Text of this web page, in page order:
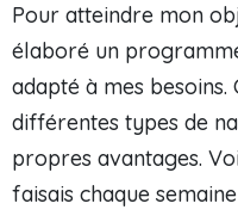
Pour atteindre mon
élaboré un
adapté à mes
différentes types de
propres avantages.
faisais chaque semaine